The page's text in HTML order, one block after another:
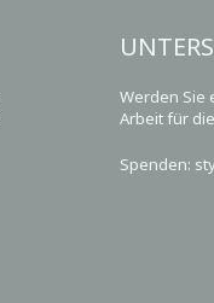
Werden Sie
Arbeit für
Spenden: